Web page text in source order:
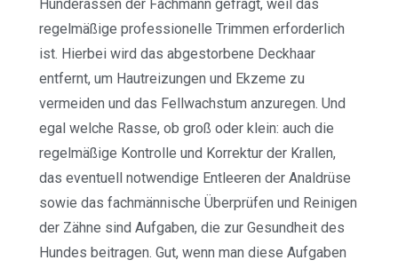
Hunderassen der Fachmann gefragt, weil das
regelmäßige professionelle Trimmen erforderlich
ist. Hierbei wird das abgestorbene Deckhaar
entfernt, um Hautreizungen und Ekzeme zu
vermeiden und das Fellwachstum anzuregen. Und
egal welche Rasse, ob groß oder klein: auch die
regelmäßige Kontrolle und Korrektur der Krallen,
das eventuell notwendige Entleeren der Analdrüse
sowie das fachmännische Überprüfen und Reinigen
der Zähne sind Aufgaben, die zur Gesundheit des
Hundes beitragen. Gut, wenn man diese Aufgaben